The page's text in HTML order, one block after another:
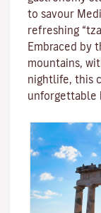
to savour
refreshing
Embraced by
mountains,
nightlife, this
unforgettable